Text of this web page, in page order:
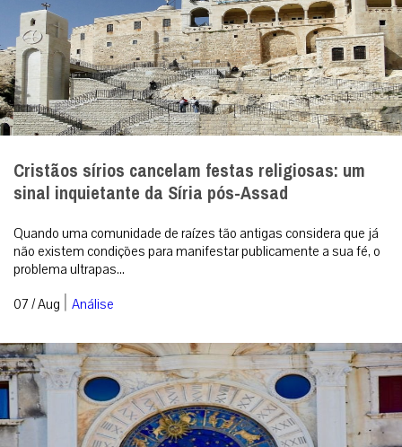
Cristãos sírios cancelam festas religiosas: um
sinal inquietante da Síria pós-Assad
Quando uma comunidade de raízes tão antigas considera que já
não existem condições para manifestar publicamente a sua fé, o
problema ultrapas...
07 / Aug | Análise